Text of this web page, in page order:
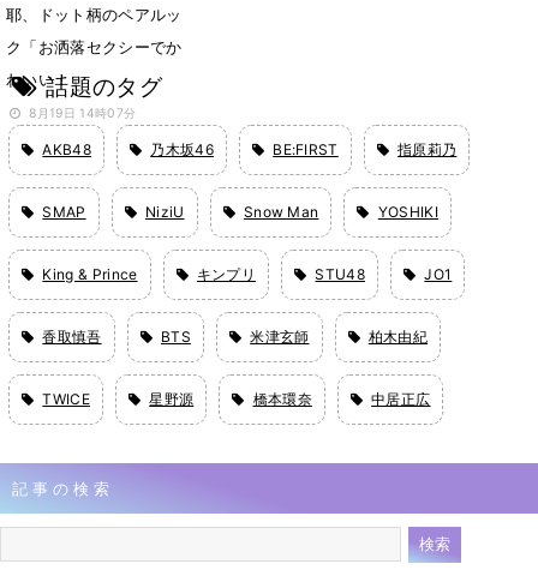
耶、ドット柄のペアルッ
ク「お洒落セクシーでか
わいい！」
8月19日 14時07分
話題のタグ
AKB48 乃木坂46 BE:FIRST 指原莉乃
SMAP NiziU Snow Man YOSHIKI
King & Prince キンプリ STU48 JO1
香取慎吾 BTS 米津玄師 柏木由紀
TWICE 星野源 橋本環奈 中居正広
記事の検索